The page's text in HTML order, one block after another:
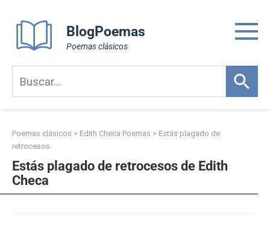
content
BlogPoemas
Poemas clásicos
Poemas clásicos > Edith Checa Poemas > Estás plagado de
retrocesos
Estás plagado de retrocesos de Edith
Checa